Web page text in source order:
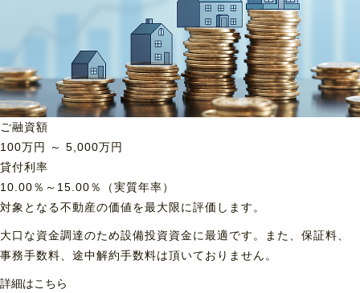
ご融資額
100万円 ～ 5,000万円
貸付利率
10.00％～15.00％（実質年率）
対象となる不動産の価値を最大限に評価します。
大口な資金調達のため設備投資資金に最適です。また、保証料、
事務手数料、途中解約手数料は頂いておりません。
詳細はこちら